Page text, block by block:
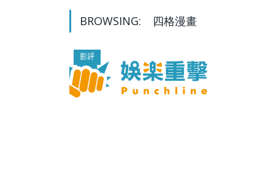
BROWSING: 四格漫畫
影評